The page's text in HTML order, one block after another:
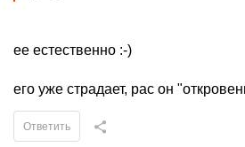
ее естественно :-)
его уже страдает, рас он
Ответить